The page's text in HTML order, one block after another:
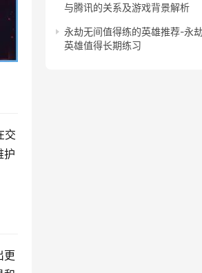
交
护
更
与腾讯的关系及游戏背景解析
永劫无间值得练的英雄推荐-永
英雄值得长期练习